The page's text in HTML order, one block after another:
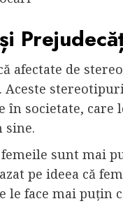
afectate de
în societate, care
sine.
sunt mai
pe ideea că
le face mai puțin